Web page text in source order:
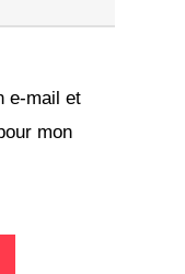
e-mail et
mon